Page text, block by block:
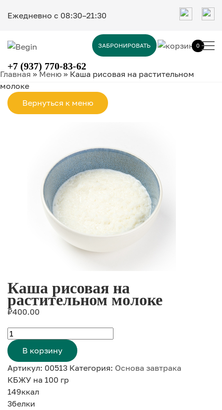
Ежедневно c 08:30–21:30
ЗАБРОНИРОВАТЬ 0
+7 (937) 770-83-62
Главная »Меню » Каша рисовая на растительном
молоке
Вернуться к меню
Каша рисовая на
растительном молоке
₽400.00
Количество
товара
Каша
рисовая
на
растительном
молоке
В корзину
Артикул: 00513 Категория: Основа завтрака
КБЖУ на 100 гр
149ккал
3белки